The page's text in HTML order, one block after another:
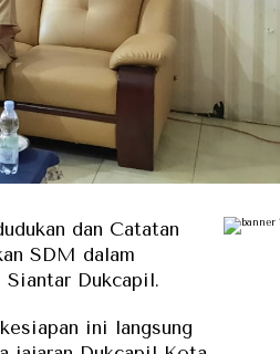
dan Catatan
SDM dalam
Dukcapil.
ini langsung